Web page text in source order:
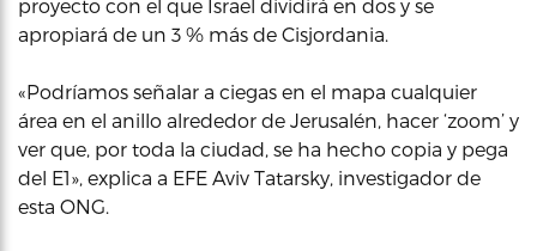
proyecto con el que Israel dividirá en dos y se
apropiará de un 3 % más de Cisjordania.
«Podríamos señalar a ciegas en el mapa cualquier
área en el anillo alrededor de Jerusalén, hacer ‘zoom’ y
ver que, por toda la ciudad, se ha hecho copia y pega
del E1», explica a EFE Aviv Tatarsky, investigador de
esta ONG.